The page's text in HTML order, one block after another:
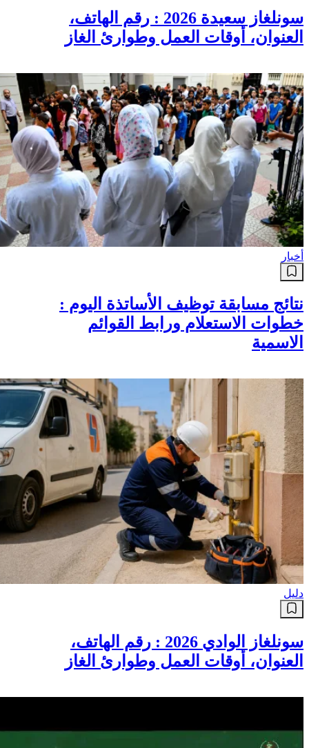
سونلغاز سعيدة 2026 : رقم الهاتف،
العنوان، أوقات العمل وطوارئ الغاز
أخبار
نتائج مسابقة توظيف الأساتذة اليوم :
خطوات الاستعلام ورابط القوائم
الاسمية
دليل
سونلغاز الوادي 2026 : رقم الهاتف،
العنوان، أوقات العمل وطوارئ الغاز